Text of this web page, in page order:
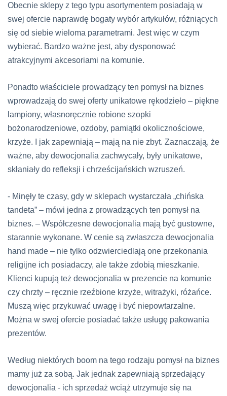
Obecnie sklepy z tego typu asortymentem posiadają w
swej ofercie naprawdę bogaty wybór artykułów, różniących
się od siebie wieloma parametrami. Jest więc w czym
wybierać. Bardzo ważne jest, aby dysponować
atrakcyjnymi akcesoriami na komunie.
Ponadto właściciele prowadzący ten pomysł na biznes
wprowadzają do swej oferty unikatowe rękodzieło – piękne
lampiony, własnoręcznie robione szopki
bożonarodzeniowe, ozdoby, pamiątki okolicznościowe,
krzyże. I jak zapewniają – mają na nie zbyt. Zaznaczają, że
ważne, aby dewocjonalia zachwycały, były unikatowe,
skłaniały do refleksji i chrześcijańskich wzruszeń.
- Minęły te czasy, gdy w sklepach wystarczała „chińska
tandeta” – mówi jedna z prowadzących ten pomysł na
biznes. – Współczesne dewocjonalia mają być gustowne,
starannie wykonane. W cenie są zwłaszcza dewocjonalia
hand made – nie tylko odzwierciedlają one przekonania
religijne ich posiadaczy, ale także zdobią mieszkanie.
Klienci kupują też dewocjonalia w prezencie na komunie
czy chrzty – ręcznie rzeźbione krzyże, witrażyki, różańce.
Muszą więc przykuwać uwagę i być niepowtarzalne.
Można w swej ofercie posiadać także usługę pakowania
prezentów.
Według niektórych boom na tego rodzaju pomysł na biznes
mamy już za sobą. Jak jednak zapewniają sprzedający
dewocjonalia - ich sprzedaż wciąż utrzymuje się na